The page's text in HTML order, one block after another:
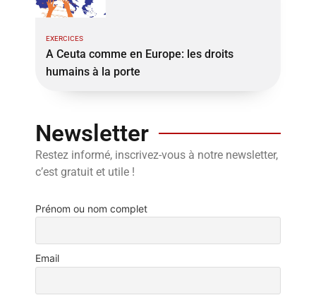
EXERCICES
A Ceuta comme en Europe: les droits
humains à la porte
Newsletter
Restez informé, inscrivez-vous à notre newsletter,
c’est gratuit et utile !
Prénom ou nom complet
Email